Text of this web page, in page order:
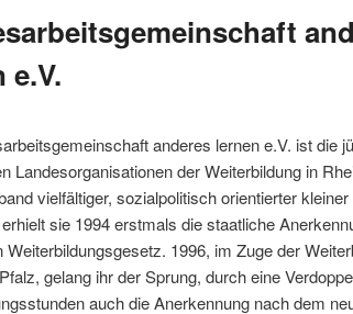
e.V.
anderes lernen e.V. ist die
Landesorganisationen der Weiterbildung in
vielfältiger, sozialpolitisch orientierter
sie 1994 erstmals die staatliche
Weiterbildungsgesetz. 1996, im Zuge der
gelang ihr der Sprung, durch eine
auch die Anerkennung nach dem